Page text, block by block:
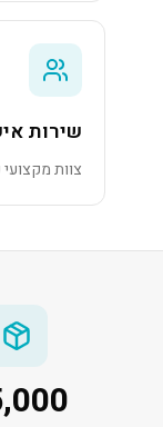
שירות
צוות